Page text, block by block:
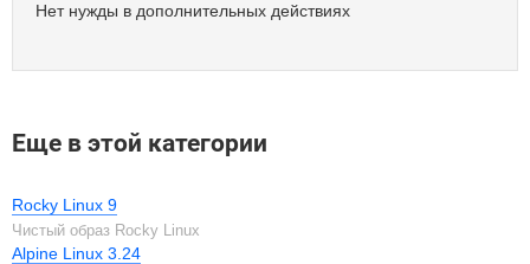
Нет нужды в дополнительных действиях
Еще в этой категории
Rocky Linux 9
Чистый образ Rocky Linux
Alpine Linux 3.24